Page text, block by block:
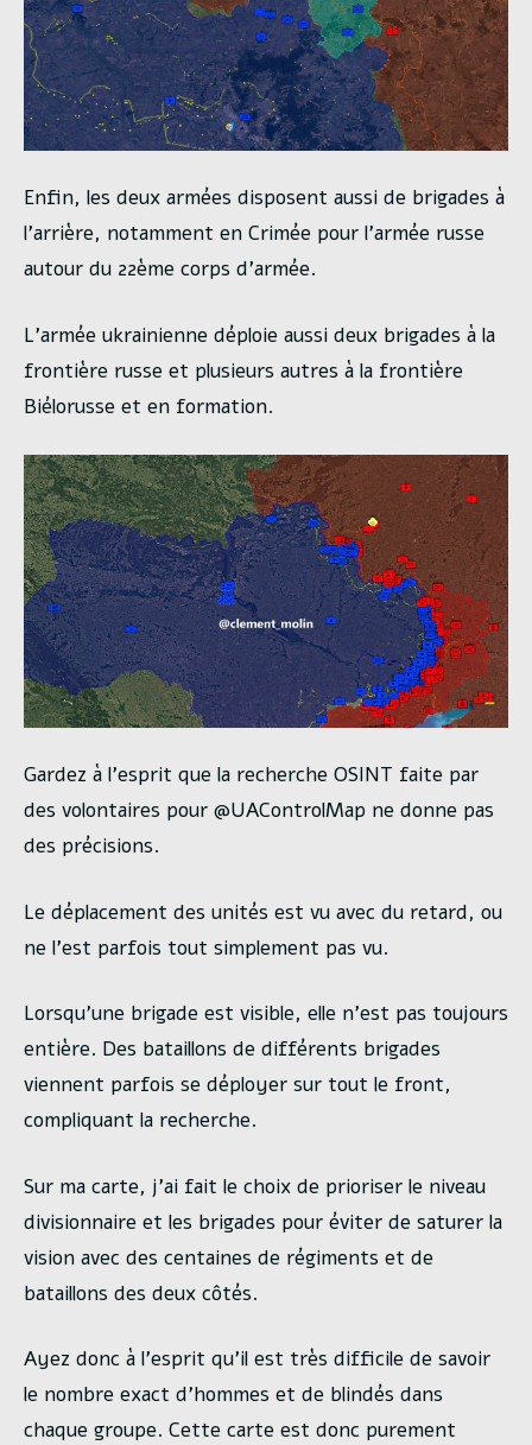
Enfin, les deux armées disposent aussi de brigades à
l’arrière, notamment en Crimée pour l’armée russe
autour du 22ème corps d’armée.
L’armée ukrainienne déploie aussi deux brigades à la
frontière russe et plusieurs autres à la frontière
Biélorusse et en formation.
Gardez à l’esprit que la recherche OSINT faite par
des volontaires pour @UAControlMap ne donne pas
des précisions.
Le déplacement des unités est vu avec du retard, ou
ne l’est parfois tout simplement pas vu.
Lorsqu’une brigade est visible, elle n’est pas toujours
entière. Des bataillons de différents brigades
viennent parfois se déployer sur tout le front,
compliquant la recherche.
Sur ma carte, j’ai fait le choix de prioriser le niveau
divisionnaire et les brigades pour éviter de saturer la
vision avec des centaines de régiments et de
bataillons des deux côtés.
Ayez donc à l’esprit qu’il est très difficile de savoir
le nombre exact d’hommes et de blindés dans
chaque groupe. Cette carte est donc purement